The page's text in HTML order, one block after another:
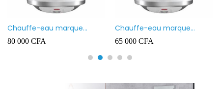
Chauffe-eau marque
VENUS 80L
80 000 CFA
Chauffe-eau marque
VENUS 50L
65 000 CFA